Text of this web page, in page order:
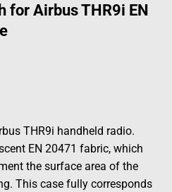
for Airbus THR9i EN
THR9i handheld radio.
EN 20471 fabric, which
the surface area of ​​the
This case fully corresponds